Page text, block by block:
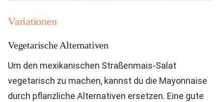
Variationen
Vegetarische Alternativen
Um den mexikanischen Straßenmais-Salat
vegetarisch zu machen, kannst du die Mayonnaise
durch pflanzliche Alternativen ersetzen. Eine gute